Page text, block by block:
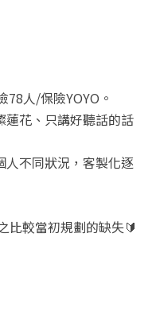
78人/保險YOYO。
蓮花、只講好聽話的話
人不同狀況，客製化逐
比較當初規劃的缺失🔰